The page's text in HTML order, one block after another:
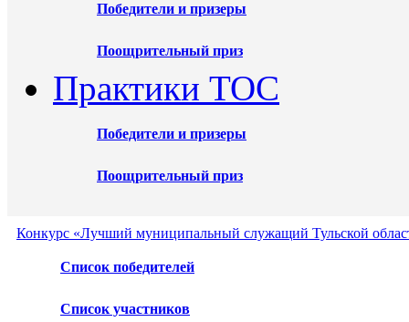
Победители и призеры
Поощрительный приз
Практики ТОС
Победители и призеры
Поощрительный приз
Конкурс «Лучший муниципальный служащий Тульской
Список победителей
Список участников